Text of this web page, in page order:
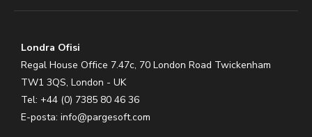
Londra Ofisi
Regal House Office 7.47c, 70 London Road Twickenham
TW1 3QS, London - UK
Tel: +44 (0) 7385 80 46 36
E-posta: info@pargesoft.com